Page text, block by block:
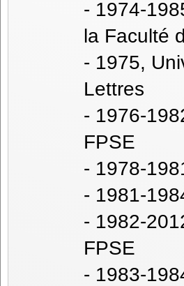
- 1974-
la Faculté
- 1975,
Lettres
- 1976-
FPSE
- 1978-
- 1981-
- 1982-
FPSE
- 1983-